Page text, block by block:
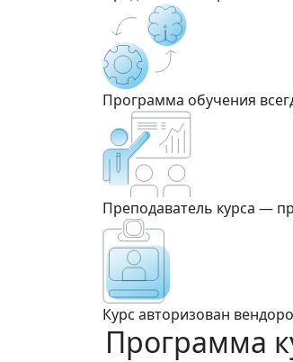
Программа обучения
Преподаватель курса —
Курс авторизован
Программа